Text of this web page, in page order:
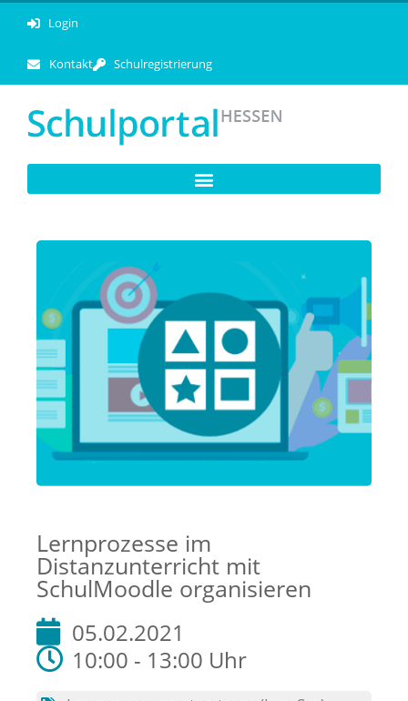
Login
Kontakt Schulregistrierung
Lernprozesse im
Distanzunterricht mit
SchulMoodle organisieren
05.02.2021
10:00 - 13:00 Uhr